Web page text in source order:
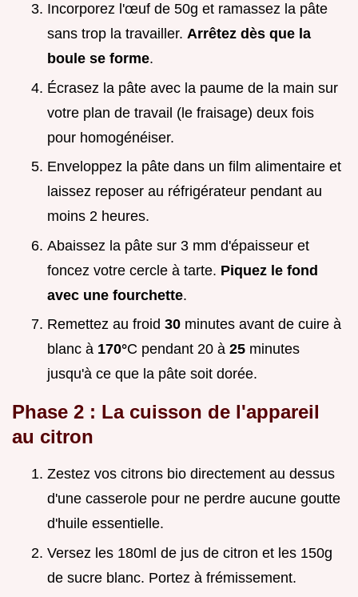
Incorporez l'œuf de 50g et ramassez la pâte
sans trop la travailler. Arrêtez dès que la
boule se forme.
Écrasez la pâte avec la paume de la main sur
votre plan de travail (le fraisage) deux fois
pour homogénéiser.
Enveloppez la pâte dans un film alimentaire et
laissez reposer au réfrigérateur pendant au
moins 2 heures.
Abaissez la pâte sur 3 mm d'épaisseur et
foncez votre cercle à tarte. Piquez le fond
avec une fourchette.
Remettez au froid 30 minutes avant de cuire à
blanc à 170°C pendant 20 à 25 minutes
jusqu'à ce que la pâte soit dorée.
Phase 2 : La cuisson de l'appareil
au citron
Zestez vos citrons bio directement au dessus
d'une casserole pour ne perdre aucune goutte
d'huile essentielle.
Versez les 180ml de jus de citron et les 150g
de sucre blanc. Portez à frémissement.